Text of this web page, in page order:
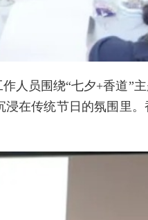
人员围绕“七夕+香道”
在传统节日的氛围里